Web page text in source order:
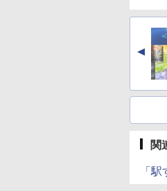
▲
関
「